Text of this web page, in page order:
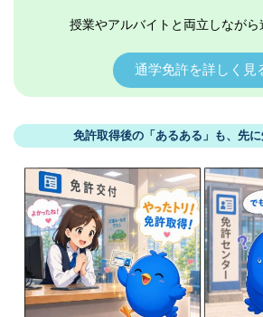
授業やアルバイトと両立しなが
通学免許を詳しく見
免許取得後の「あるある」も、先に